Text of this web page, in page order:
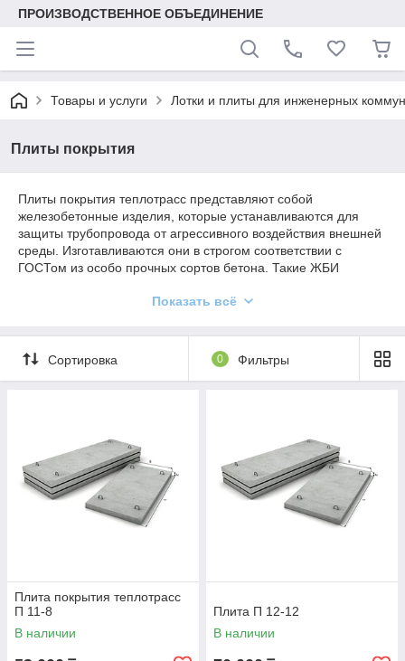
ПРОИЗВОДСТВЕННОЕ ОБЪЕДИНЕНИЕ
Товары и услуги Лотки и плиты для инженерных
Плиты покрытия
Плиты покрытия теплотрасс представляют собой
железобетонные изделия, которые устанавливаются для
защиты трубопровода от агрессивного воздействия внешней
среды. Изготавливаются они в строгом соответствии с
ГОСТом из особо прочных сортов бетона. Такие ЖБИ
активности, а также надежны и долговечны в эксплуатации.
оптовых клиентов и гибкую систему скидок. Свяжитесь с
нашими менеджерами, чтобы узнать, как оформить заказ и
Показать всё
Сортировка 0 Фильтры
Плита покрытия теплотрасс
П 11-8
В наличии
Плита П 12-12
В наличии